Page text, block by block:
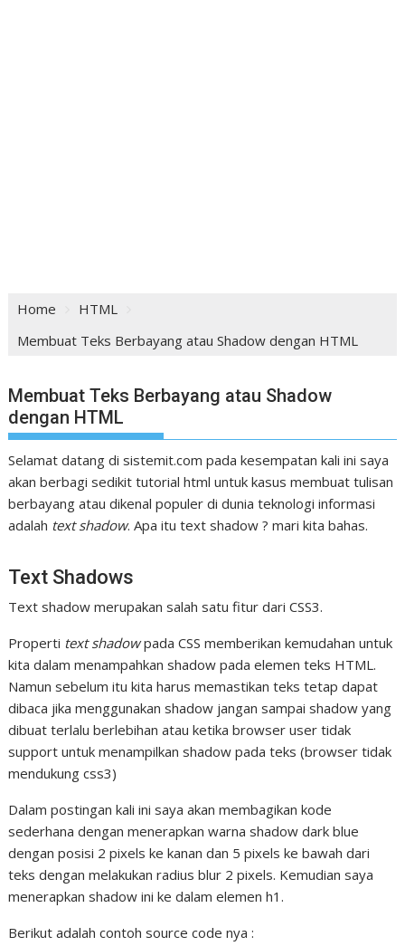
Home
HTML
Membuat Teks Berbayang atau Shadow dengan HTML
Membuat Teks Berbayang atau Shadow
dengan HTML
Selamat datang di sistemit.com pada kesempatan kali ini saya
akan berbagi sedikit tutorial html untuk kasus membuat tulisan
berbayang atau dikenal populer di dunia teknologi informasi
adalah text shadow. Apa itu text shadow ? mari kita bahas.
Text Shadows
Text shadow merupakan salah satu fitur dari CSS3.
Properti text shadowpada CSS memberikan kemudahan untuk
kita dalam menampahkan shadow pada elemen teks HTML.
Namun sebelum itu kita harus memastikan teks tetap dapat
dibaca jika menggunakan shadow jangan sampai shadow yang
dibuat terlalu berlebihan atau ketika browser user tidak
support untuk menampilkan shadow pada teks (browser tidak
mendukung css3)
Dalam postingan kali ini saya akan membagikan kode
sederhana dengan menerapkan warna shadow dark blue
dengan posisi 2 pixels ke kanan dan 5 pixels ke bawah dari
teks dengan melakukan radius blur 2 pixels. Kemudian saya
menerapkan shadow ini ke dalam elemen h1.
Berikut adalah contoh source code nya :